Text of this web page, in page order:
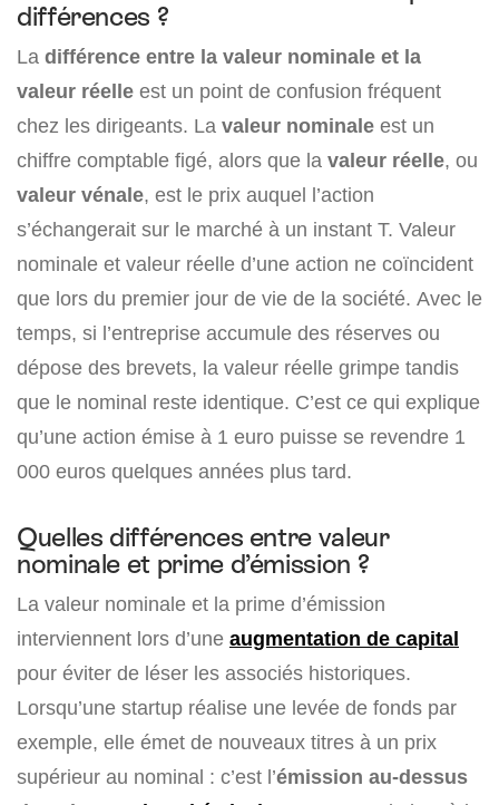
différences ?
La différence entre la valeur nominale et la
valeur réelle est un point de confusion fréquent
chez les dirigeants. La valeur nominale est un
chiffre comptable figé, alors que la valeur réelle, ou
valeur vénale, est le prix auquel l’action
s’échangerait sur le marché à un instant T. Valeur
nominale et valeur réelle d’une action ne coïncident
que lors du premier jour de vie de la société. Avec le
temps, si l’entreprise accumule des réserves ou
dépose des brevets, la valeur réelle grimpe tandis
que le nominal reste identique. C’est ce qui explique
qu’une action émise à 1 euro puisse se revendre 1
000 euros quelques années plus tard.
Quelles différences entre valeur
nominale et prime d’émission ?
La valeur nominale et la prime d’émission
interviennent lors d’une augmentation de capital
pour éviter de léser les associés historiques.
Lorsqu’une startup réalise une levée de fonds par
exemple, elle émet de nouveaux titres à un prix
supérieur au nominal : c’est l’émission au-dessus